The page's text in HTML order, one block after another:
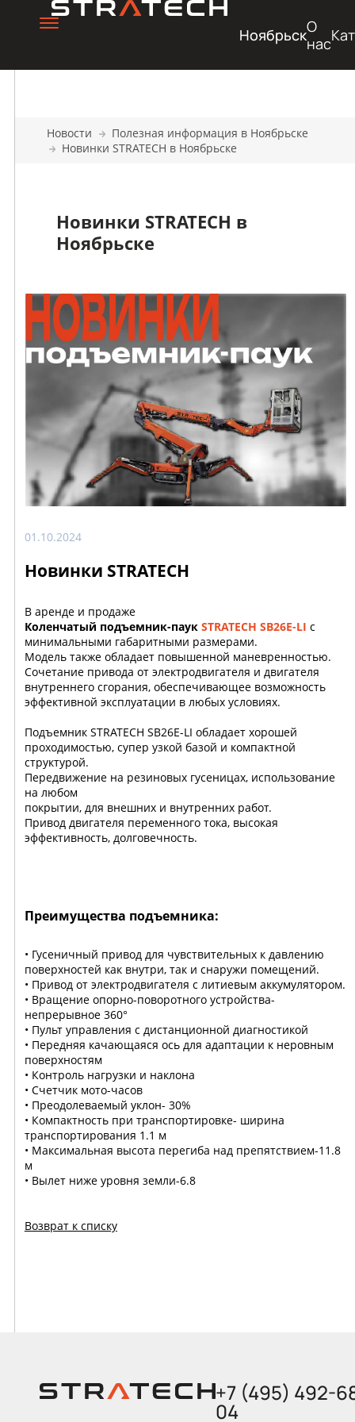
НоябрьскО
нас
Новости
Полезная информация в Ноябрьске
Новинки STRATECH в Ноябрьске
Новинки STRATECH в
Ноябрьске
01.10.2024
Новинки STRATECH
В аренде и продаже
Коленчатый подъемник-паук STRATECH SB26E-LI с
минимальными габаритными размерами.
Модель также обладает повышенной маневренностью.
Сочетание привода от электродвигателя и двигателя
внутреннего сгорания, обеспечивающее возможность
эффективной эксплуатации в любых условиях.
Подъемник STRATECH SB26E-LI обладает хорошей
проходимостью, супер узкой базой и компактной
структурой.
Передвижение на резиновых гусеницах, использование
на любом
покрытии, для внешних и внутренних работ.
Привод двигателя переменного тока, высокая
эффективность, долговечность.
Преимущества подъемника:
• Гусеничный привод для чувствительных к давлению
поверхностей как внутри, так и снаружи помещений.
• Привод от электродвигателя с литиевым аккумулятором.
• Вращение опорно-поворотного устройства-
непрерывное 360°
• Пульт управления с дистанционной диагностикой
• Передняя качающаяся ось для адаптации к неровным
поверхностям
• Контроль нагрузки и наклона
• Счетчик мото-часов
• Преодолеваемый уклон- 30%
• Компактность при транспортировке- ширина
транспортирования 1.1 м
• Максимальная высота перегиба над препятствием-11.8
м
• Вылет ниже уровня земли-6.8
Возврат к списку
+7 (495) 492-
04